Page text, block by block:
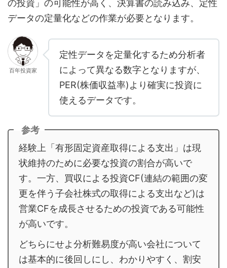
の投資」の可能性が高く、決算書の読み込み、定性
データの定量化などの作業が必要となります。
百年投資家
定性データを定量化するため分析者
によって異なる数字となりますが、
PER(株価収益率)より確実に投資に
使えるデータです。
参考
経験上「有形固定資産取得による支出」は現
状維持のために必要な投資の割合が高いで
す。一方、買収による投資CF(連結の範囲の変
更を伴う子会社株式の取得による支出など)は
営業CFを成長させるための投資である可能性
が高いです。
どちらにせよ分析難易度が高い会社について
は基本的に後回しにし、わかりやすく、割安